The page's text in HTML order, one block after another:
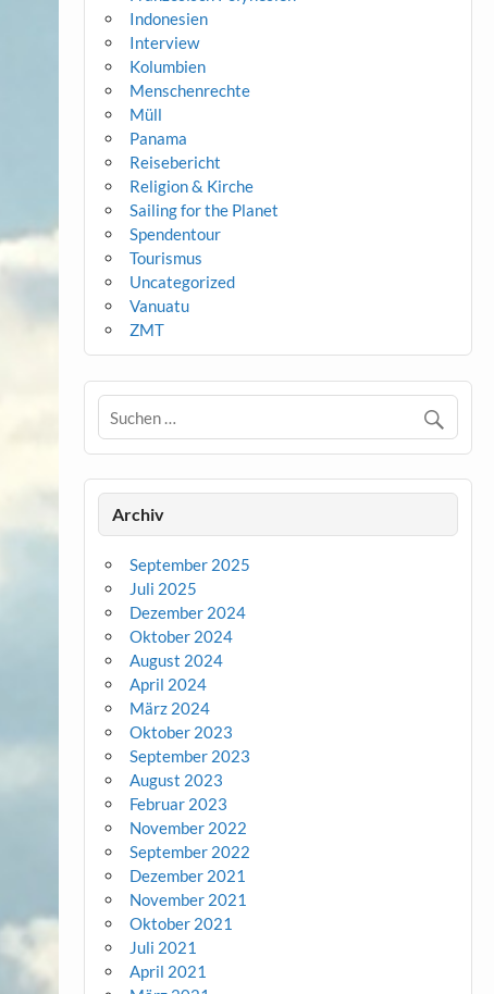
Indonesien
Interview
Kolumbien
Menschenrechte
Müll
Panama
Reisebericht
Religion & Kirche
Sailing for the Planet
Spendentour
Tourismus
Uncategorized
Vanuatu
ZMT
Archiv
September 2025
Juli 2025
Dezember 2024
Oktober 2024
August 2024
April 2024
März 2024
Oktober 2023
September 2023
August 2023
Februar 2023
November 2022
September 2022
Dezember 2021
November 2021
Oktober 2021
Juli 2021
April 2021